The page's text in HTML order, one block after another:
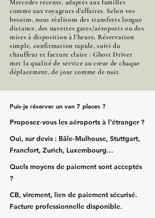
Mercedes récents, adaptés aux familles
comme aux voyageurs d’affaires. Selon vos
besoins, nous réalisons des transferts longue
distance, des navettes gares/aéroports ou des
mises à disposition à l’heure. Réservation
simple, confirmation rapide, suivi du
chauffeur et facture claire : Ghost Driver
met la qualité de service au cœur de chaque
déplacement, de jour comme de nuit.
Puis‑je réserver un van 7 places ?
Proposez‑vous les aéroports à l’étranger ?
Oui, sur devis : Bâle‑Mulhouse, Stuttgart,
Francfort, Zurich, Luxembourg…
Quels moyens de paiement sont acceptés
?
CB, virement, lien de paiement sécurisé.
Facture professionnelle disponible.